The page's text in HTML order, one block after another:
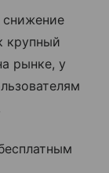
снижение
крупный
рынке, у